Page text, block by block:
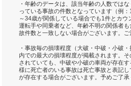
・年齢のデータは、該当年齢の人数では
っている事故の件数となっています（例
～34歳が関係している場合でも1件とカウ
運転手や同乗者など、年齢不明の関係者
故件数と一致しない場合がございます。ご
・事故毎の損壊程度（大破・中破・小破
内での最大の損壊程度が掲載されます。
されていても、中破や小破の車両が存在
様に死亡者のいる事故は死亡事故と表記
が存在する場合がございます。予めご了承